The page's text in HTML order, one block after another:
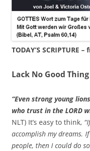
TODAY’S SCRIPTURE
Lack No Good Thing
“Even strong young
who trust in the LORD
NLT) It’s easy to think,
accomplish my dreams.
people, then I could do